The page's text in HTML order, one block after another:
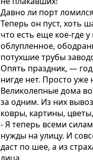
Давно ли порт
Теперь он пуст, хоть
что есть еще кое-где
облупленное,
потухшие трубы
Опять праздник, —
нигде нет. Просто уже
Великолепные дома
за одним. Из них
ковры, картины,
- Я теперь всеми
нужды на улицу. И
даст по шее, а из